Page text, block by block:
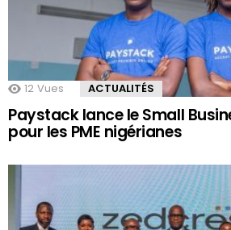
12 Vues ACTUALITÉS
Paystack lance le Small
pour les PME nigérianes